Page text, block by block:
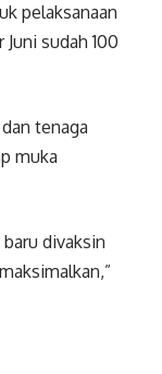
pelaksanaan
sudah 100
tenaga
muka
divaksin